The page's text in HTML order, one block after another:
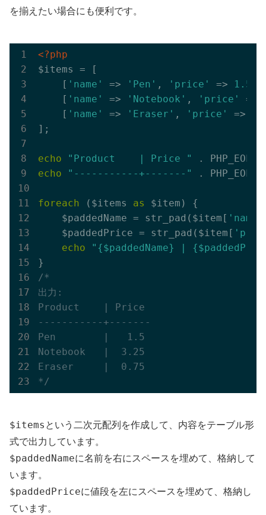
を揃えたい場合にも便利です。
<?php
$items = [
    [
'name' => 'Pen' , 'price' => 1.50
    [
'name' => 'Notebook' , 'price' =>
    [
'name' => 'Eraser' , 'price' =>
];
echo "Product    | Price "
echo
"-----------+-------" . PHP_EOL;
foreach ($items as
$item) {
    $paddedName = str_pad($item[
'name'
    $paddedPrice = str_pad($item[
echo
"{$paddedName} |
/*
出力:
Product    | Price
-----------+-------
Pen        |   1.5
Notebook   |  3.25
Eraser     |  0.75
*/
$items という二次元配列を作成して、内容をテーブル形
式で出力しています。
$paddedNameに名前を右にスペースを埋めて、格納して
います。
$paddedPriceに値段を左にスペースを埋めて、格納し
ています。